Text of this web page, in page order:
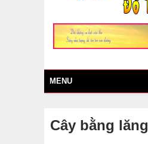
MENU
Cây bằng lăng